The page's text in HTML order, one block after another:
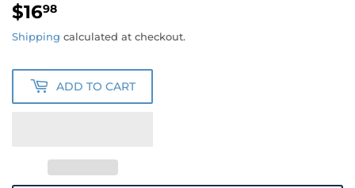
$1698
Shipping calculated at checkout.
ADD TO CART